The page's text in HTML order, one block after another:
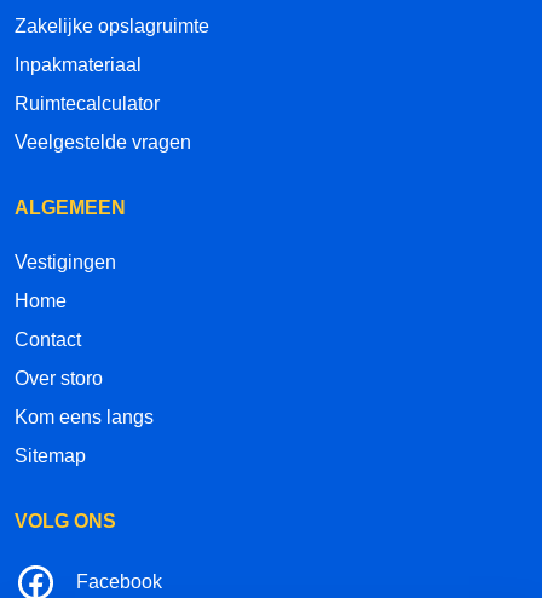
Zakelijke opslagruimte
Inpakmateriaal
Ruimtecalculator
Veelgestelde vragen
ALGEMEEN
Vestigingen
Home
Contact
Over storo
Kom eens langs
Sitemap
VOLG ONS
Facebook